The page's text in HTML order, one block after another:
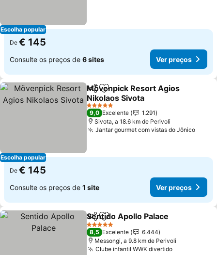
Escolha popular
De € 145
Consulte os preços de 6 sites Ver preços
Escolha popular
PartilharAdicionar aos favoritos
Mövenpick Resort Agios
Nikolaos Sivota
Ver preços
5 Estrelas
9,0 Excelente
1.291
Sivota, a 18.6 km de Perivoli
Jantar gourmet com vistas do JônicoVer
De € 145
Consulte os preços de 1 site Ver preços
PartilharAdicionar aos favoritos
Sentido Apollo Palace
5 Estrelas
8,5 Excelente
6.444
Messongi, a 9.8 km de Perivoli
Clube infantil WWK divertidoVer preços